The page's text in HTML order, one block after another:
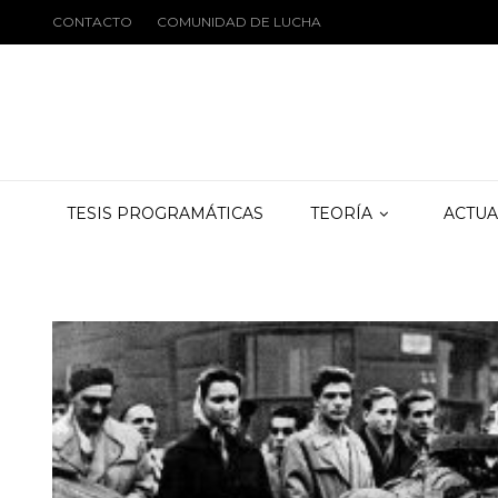
TESIS PROGRAMÁTICAS TEORÍA
CONTACTO COMUNIDAD DE LUCHA